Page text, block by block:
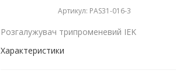
Артикул: PAS31-016-3
Розгалужувач трипроменевий IEK
Характеристики